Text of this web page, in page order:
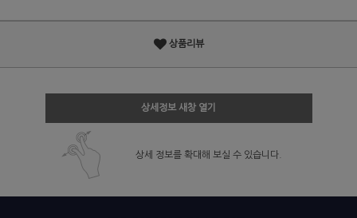
상품리뷰
상세정보 새창 열기
상세 정보를 확대해 보실 수 있습니다.